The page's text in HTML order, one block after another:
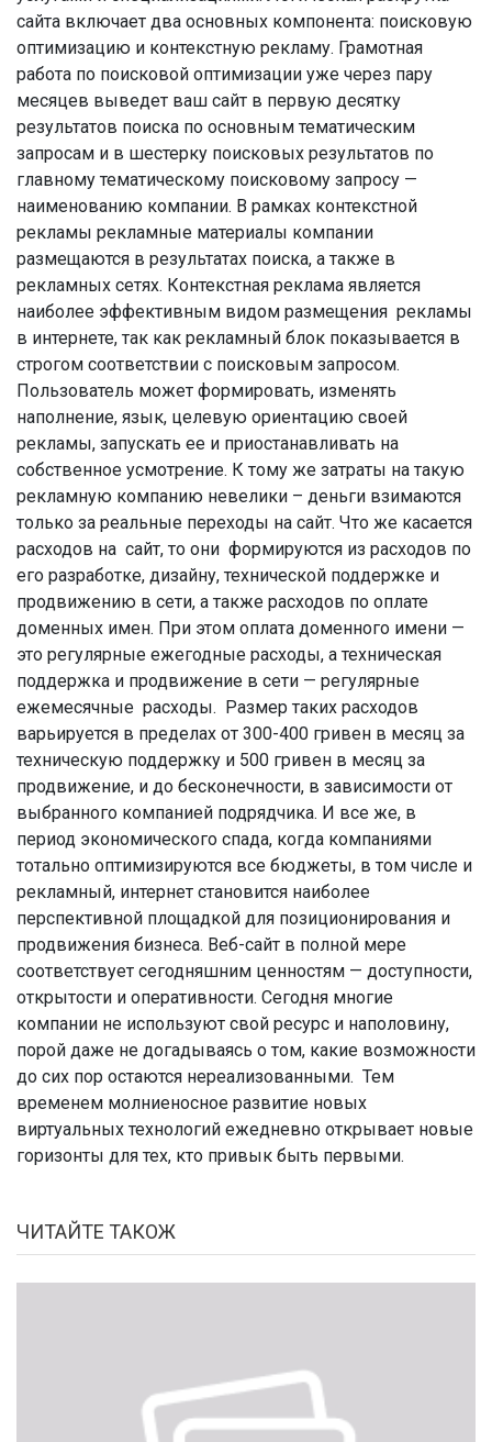
сайта включает два основных компонента: поисковую
оптимизацию и контекстную рекламу. Грамотная
работа по поисковой оптимизации уже через пару
месяцев выведет ваш сайт в первую десятку
результатов поиска по основным тематическим
запросам и в шестерку поисковых результатов по
главному тематическому поисковому запросу —
наименованию компании. В рамках контекстной
рекламы рекламные материалы компании
размещаются в результатах поиска, а также в
рекламных сетях. Контекстная реклама является
наиболее эффективным видом размещения рекламы
в интернете, так как рекламный блок показывается в
строгом соответствии с поисковым запросом.
Пользователь может формировать, изменять
наполнение, язык, целевую ориентацию своей
рекламы, запускать ее и приостанавливать на
собственное усмотрение. К тому же затраты на такую
рекламную компанию невелики – деньги взимаются
только за реальные переходы на сайт. Что же касается
расходов на сайт, то они формируются из расходов по
его разработке, дизайну, технической поддержке и
продвижению в сети, а также расходов по оплате
доменных имен. При этом оплата доменного имени —
это регулярные ежегодные расходы, а техническая
поддержка и продвижение в сети — регулярные
ежемесячные расходы. Размер таких расходов
варьируется в пределах от 300-400 гривен в месяц за
техническую поддержку и 500 гривен в месяц за
продвижение, и до бесконечности, в зависимости от
выбранного компанией подрядчика. И все же, в
период экономического спада, когда компаниями
тотально оптимизируются все бюджеты, в том числе и
рекламный, интернет становится наиболее
перспективной площадкой для позиционирования и
продвижения бизнеса. Веб-сайт в полной мере
соответствует сегодняшним ценностям — доступности,
открытости и оперативности. Сегодня многие
компании не используют свой ресурс и наполовину,
порой даже не догадываясь о том, какие возможности
до сих пор остаются нереализованными. Тем
временем молниеносное развитие новых
виртуальных технологий ежедневно открывает новые
горизонты для тех, кто привык быть первыми.
ЧИТАЙТЕ ТАКОЖ